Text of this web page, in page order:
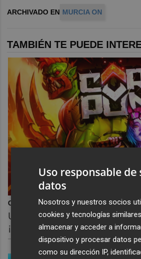
ARCHIVADO EN MURCIA ON
TAMBIÉN TE PUEDE
Corepunk MMORPG
Un verdadero MMORPG de
¡Cómo los de antes, pero
Uso responsable de
datos
Nosotros y nuestros socios
cookies y tecnologías
almacenar y acceder a
dispositivo y procesar datos
como su dirección IP,